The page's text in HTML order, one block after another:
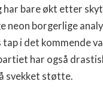
har bare økt etter
neon borgerlige
i det kommende
har også
svekket støtte.